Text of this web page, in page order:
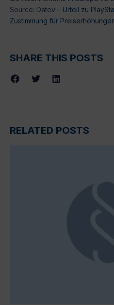
Source: Datev – Urteil zu
Zustimmung für
SHARE THIS POSTS
RELATED POSTS